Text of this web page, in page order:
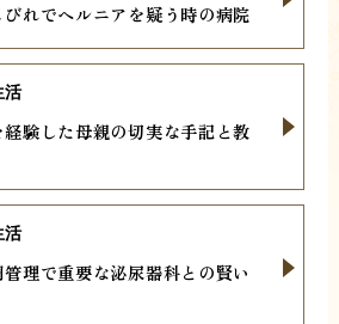
れでヘルニアを疑う時の病院
験した母親の切実な手記と教
活
理で重要な泌尿器科との賢い
活